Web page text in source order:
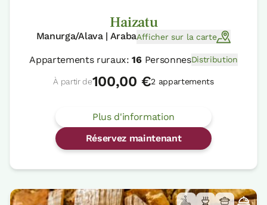
Haizatu
Manurga/Alava | ArabaAfficher sur la carte
Appartements ruraux:16PersonnesDistribution
À partir de100,00 €2 appartements
Plus d'information
Réservez maintenant